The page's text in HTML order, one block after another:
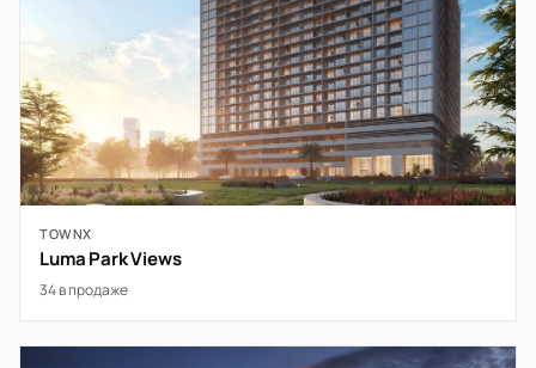
TOWNX
Luma Park Views
34 в продаже